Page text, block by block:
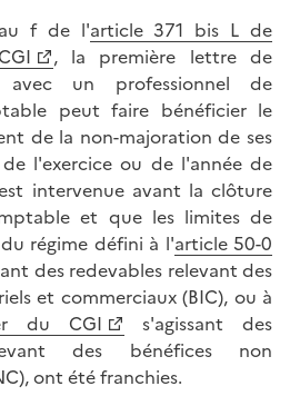
au f de l'article 371 bis L de
, la première lettre de
avec un professionnel de
peut faire bénéficier le
de la non-majoration de ses
l'exercice ou de l'année de
intervenue avant la clôture
et que les limites de
régime défini à l'article 50-0
des redevables relevant des
et commerciaux (BIC), ou à
du CGI
s'agissant des
des bénéfices non
ont été franchies.